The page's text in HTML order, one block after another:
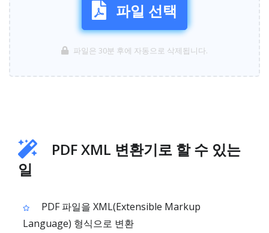
파일 선택
파일은 30분 후에 자동으로 삭제됩니다.
PDF XML 변환기로 할 수 있는
일
PDF 파일을 XML(Extensible Markup
Language) 형식으로 변환